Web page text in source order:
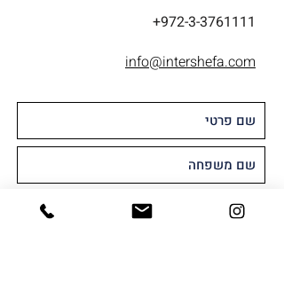
+972-3-3761111
info@intershefa.com